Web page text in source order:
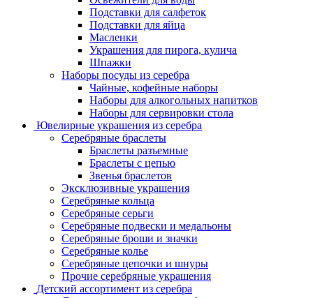
Подставки для салфеток
Подставки для яйца
Масленки
Украшения для пирога, кулича
Шпажки
Наборы посуды из серебра
Чайные, кофейные наборы
Наборы для алкогольных напитков
Наборы для сервировки стола
Ювелирные украшения из серебра
Серебряные браслеты
Браслеты разъемные
Браслеты с цепью
Звенья браслетов
Эксклюзивные украшения
Серебряные кольца
Серебряные серьги
Серебряные подвески и медальоны
Серебряные броши и значки
Серебряные колье
Серебряные цепочки и шнуры
Прочие серебряные украшения
Детский ассортимент из серебра